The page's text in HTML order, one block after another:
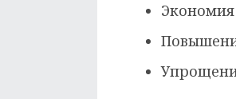
Экономия